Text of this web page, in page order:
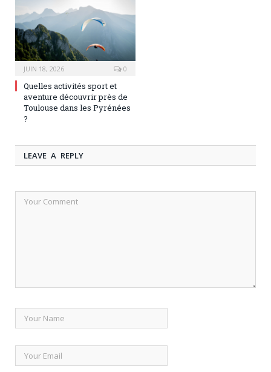
JUIN 18, 2026 0
Quelles activités sport et
aventure découvrir près de
Toulouse dans les Pyrénées
?
LEAVE A REPLY